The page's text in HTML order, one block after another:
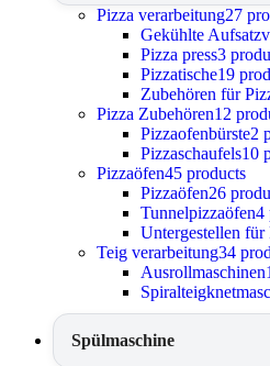
Pizza verarbeitung27
Gekühlte
Pizza press3
Pizzatische19
Zubehören für
Pizza Zubehören12
Pizzaofenbürste2
Pizzaschaufels10
Pizzaöfen45 products
Pizzaöfen26
Tunnelpizzaöfen4
Untergestellen für
Teig verarbeitung34
Ausrollmaschinen
Spülmaschine